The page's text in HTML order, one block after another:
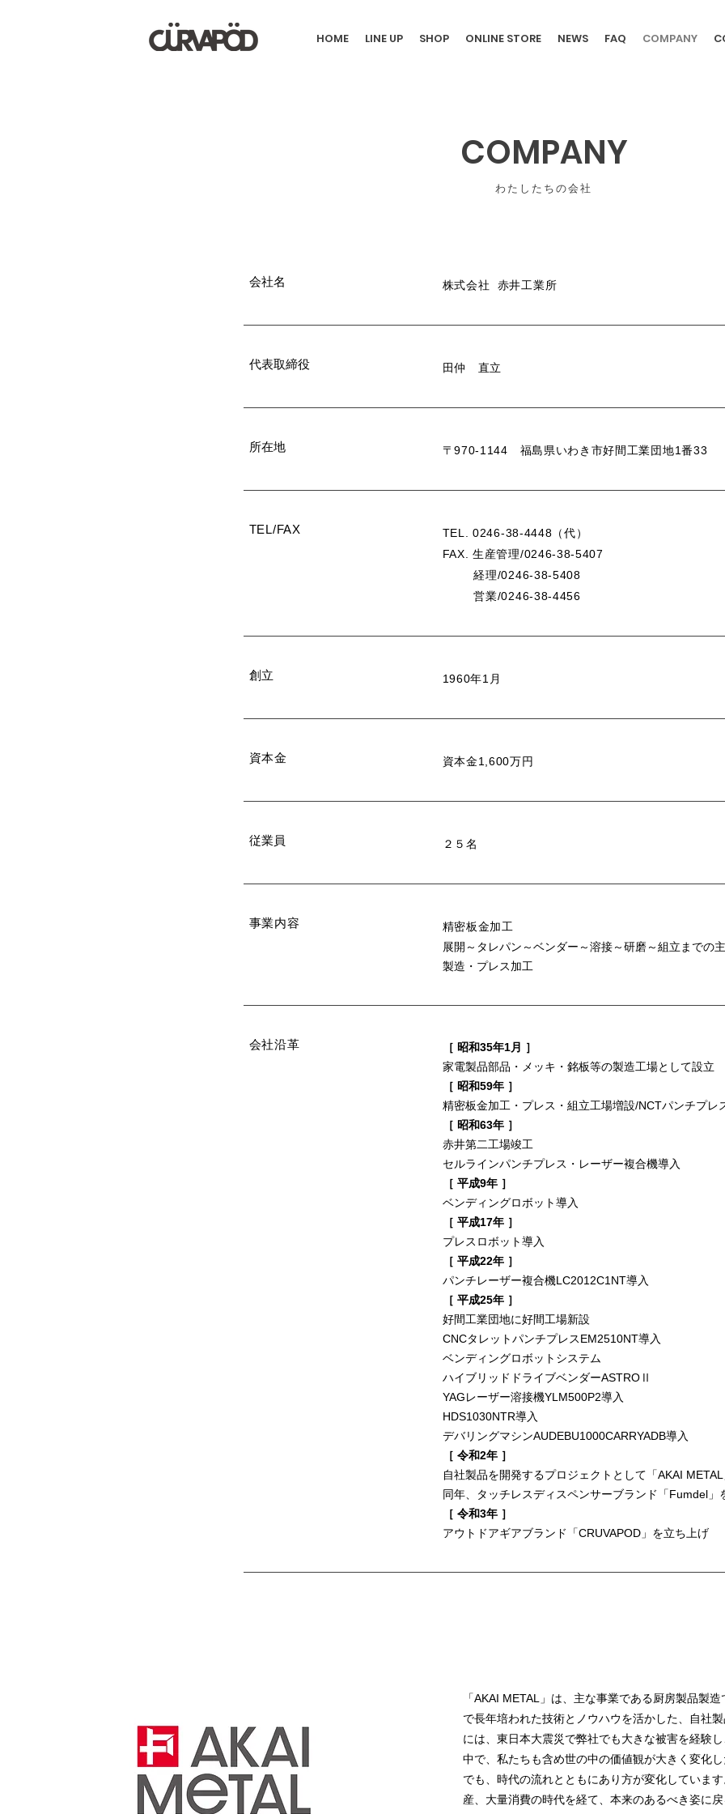
HOME LINE UP SHOP ONLINE STORE NEWS FAQ COMPANY
COMPANY
わたしたちの会社
会社名 株式会社 赤井工業所
代表取締役 田仲 直立
所在地 〒970-1144 福島県いわき市好間工業団地1番33
TEL/FAX
TEL. 0246-38-4448（代）
FAX. 生産管理/0246-38-5407
経理/0246-38-5408
営業/0246-38-4456
創立 1960年1月
資本金 資本金1,600万円
​従業員 ２５名
事業内容
精密板金加工
展開～タレパン～ベンダー～溶接～研磨～組立までの
製造・プレス加工
会社沿革
［ 昭和35年1月 ］
家電製品部品・メッキ・銘板等の製造工場として設立
［ 昭和59年 ］
精密板金加工・プレス・組立工場増設/NCTパンチプレ
［ 昭和63年 ］
赤井第二工場竣工
セルラインパンチプレス・レーザー複合機導入
［ 平成9年 ］
ベンディングロボット導入
［ 平成17年 ］
プレスロボット導入
［ 平成22年 ］
パンチレーザー複合機LC2012C1NT導入
［ 平成25年 ］
好間工業団地に好間工場新設
CNCタレットパンチプレスEM2510NT導入
ベンディングロボットシステム
ハイブリッドドライブベンダーASTROⅡ
YAGレーザー溶接機YLM500P2導入
HDS1030NTR導入
デバリングマシンAUDEBU1000CARRYADB導入
［ 令和2年 ］
自社製品を開発するプロジェクトとして「AKAI
同年、タッチレスディスペンサーブランド「Fumdel」
［ 令和3年 ］
​アウトドアギアブランド「CRUVAPOD」を立ち上げ
「AKAI METAL」は、主な事業である厨房製品製
で長年培われた技術とノウハウを活かした、自社
には、東日本大震災で弊社でも大きな被害を経験
中で、私たちも含め世の中の価値観が大きく変化
でも、時代の流れとともにあり方が変化していま
産、大量消費の時代を経て、本来のあるべき姿に